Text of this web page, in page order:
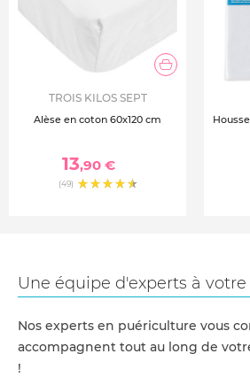
TROIS KILOS SEPT
Alèse en coton 60x120 cm
13,90 €
(49)
Une équipe d'experts à votre
Nos experts en puériculture vous
accompagnent tout au long de
!